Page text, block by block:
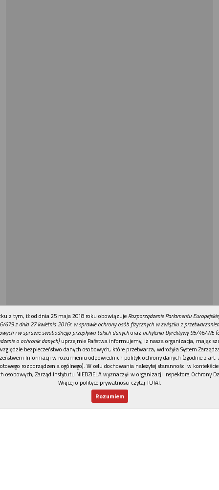
REKLAMA
z tym, iż od dnia 25 maja 2018 roku obowiązuje Rozporządzenie Parlamentu
679 z dnia 27 kwietnia 2016r. w sprawie ochrony osób fizycznych w związku z
i w sprawie swobodnego przepływu takich danychoraz uchylenia Dyrektywy 95/46/WE
o ochronie danych)uprzejmie Państwa informujemy, iż nasza organizacja, mając
bezpieczeństwo danych osobowych, które przetwarza, wdrożyła System
Informacji w rozumieniu odpowiednich polityk ochrony danych (zgodnie z art.
rozporządzenia ogólnego). W celu dochowania należytej staranności w
osobowych, Zarząd Instytutu NIEDZIELA wyznaczył w organizacji Inspektora Ochrony
Więcej o polityce prywatności czytaj TUTAJ.
Rozumiem